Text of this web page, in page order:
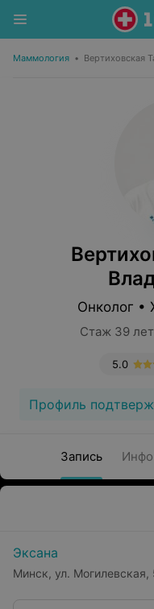
Маммология • Вертиховская
Онколог •
Стаж 39
5.0
Профиль
Запись Инфо
Эксана
Минск, ул. Могилевская,